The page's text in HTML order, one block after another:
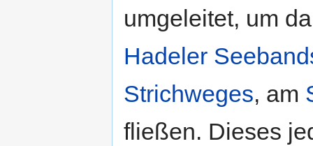
umgeleitet, um
Hadeler
Strichweges, am
fließen. Dieses